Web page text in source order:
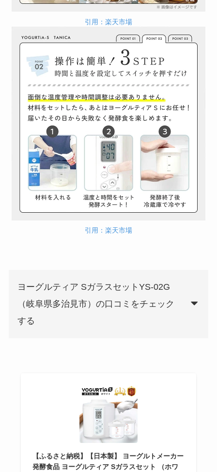
引用：楽天市場
引用：楽天市場
ヨーグルティア SガラスセットYS-02G
（岐阜県多治見市）の口コミをチェック
する
【ふるさと納税】【日本製】 ヨーグルトメーカー
発酵食品 ヨーグルティア Sガラスセット （ホワ